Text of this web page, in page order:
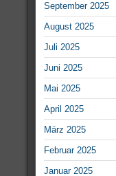
September 2025
August 2025
Juli 2025
Juni 2025
Mai 2025
April 2025
März 2025
Februar 2025
Januar 2025